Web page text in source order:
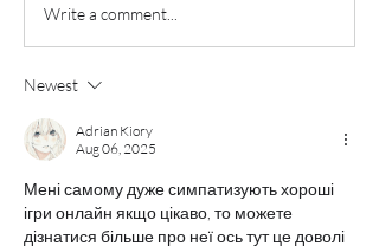
Write a comment...
Newest
Adrian Kiory
Aug 06, 2025
Мені самому дуже симпатизують хороші
ігри онлайн якщо цікаво, то можете
дізнатися більше про неї ось тут це доволі